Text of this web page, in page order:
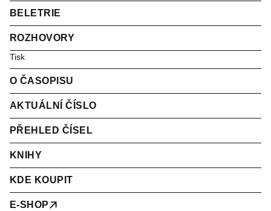
BELETRIE
ROZHOVORY
Tisk
O ČASOPISU
AKTUÁLNÍ ČÍSLO
PŘEHLED ČÍSEL
KNIHY
KDE KOUPIT
E-SHOP